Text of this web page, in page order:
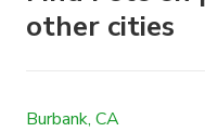
other cities
Burbank, CA